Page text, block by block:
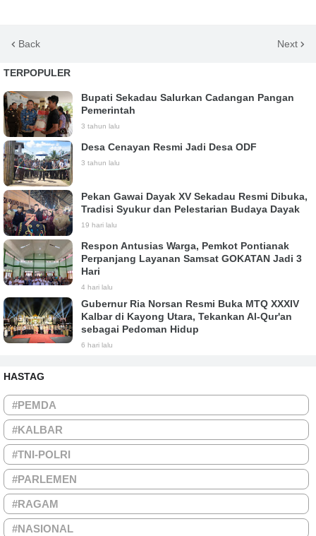
Back Next
TERPOPULER
Bupati Sekadau Salurkan Cadangan Pangan
Pemerintah
3 tahun lalu
Desa Cenayan Resmi Jadi Desa ODF
3 tahun lalu
Pekan Gawai Dayak XV Sekadau Resmi Dibuka,
Tradisi Syukur dan Pelestarian Budaya Dayak
19 hari lalu
Respon Antusias Warga, Pemkot Pontianak
Perpanjang Layanan Samsat GOKATAN Jadi 3
Hari
4 hari lalu
Gubernur Ria Norsan Resmi Buka MTQ XXXIV
Kalbar di Kayong Utara, Tekankan Al-Qur'an
sebagai Pedoman Hidup
6 hari lalu
HASTAG
#PEMDA
#KALBAR
#TNI-POLRI
#PARLEMEN
#RAGAM
#NASIONAL